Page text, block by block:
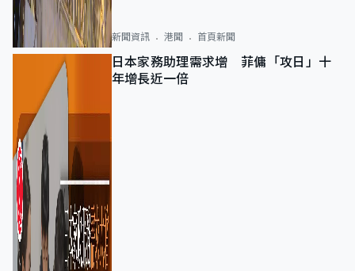
新聞資訊 港聞 首頁新聞
日本家務助理需求增 菲傭「攻日」十
年增長近一倍